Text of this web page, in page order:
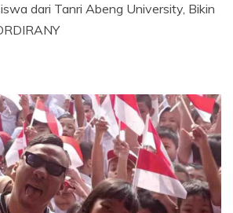
dari Tanri Abeng University, Bikin